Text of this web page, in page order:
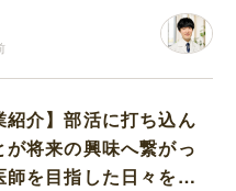
紹介】部活に打ち込ん
が将来の興味へ繋がっ
師を目指した日々を振